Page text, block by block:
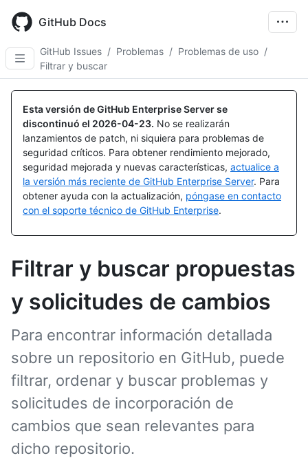
main
content
GitHub Docs
GitHub Issues / Problemas / Problemas de uso /
Filtrar y buscar
Esta versión de GitHub Enterprise Server se
discontinuó el 2026-04-23. No se realizarán
lanzamientos de patch, ni siquiera para problemas de
seguridad críticos. Para obtener rendimiento mejorado,
seguridad mejorada y nuevas características, actualice a
la versión más reciente de GitHub Enterprise Server. Para
obtener ayuda con la actualización, póngase en contacto
con el soporte técnico de GitHub Enterprise.
Filtrar y buscar propuestas
y solicitudes de cambios
Para encontrar información detallada
sobre un repositorio en GitHub, puede
filtrar, ordenar y buscar problemas y
solicitudes de incorporación de
cambios que sean relevantes para
dicho repositorio.